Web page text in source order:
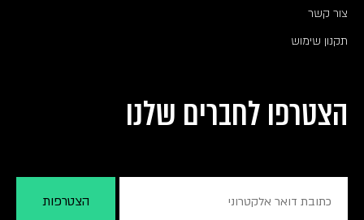
צור קשר
תקנון שימוש
הצטרפו לחברים שלנו